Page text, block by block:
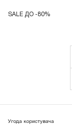
SALE ДО -80%
Угода користувача